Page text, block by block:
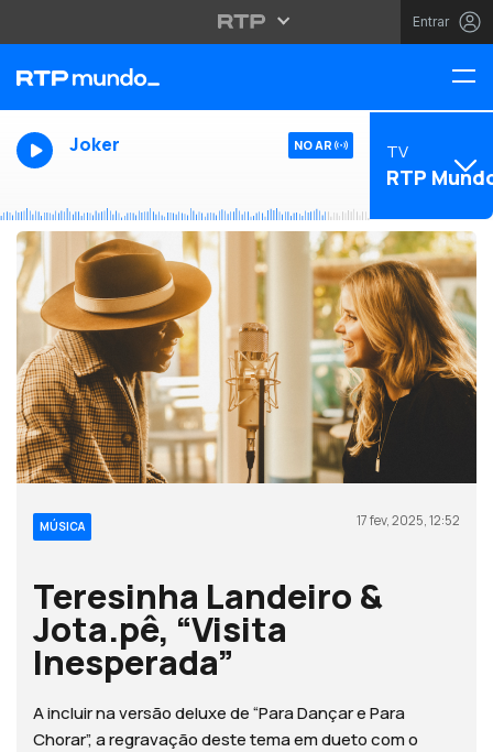
Entrar
Joker NO AR TV
RTP
MÚSICA 17 fev, 2025, 12:52
Teresinha Landeiro &
Jota.pê, “Visita
Inesperada”
A incluir na versão deluxe de “Para Dançar e Para
Chorar”, a regravação deste tema em dueto com o